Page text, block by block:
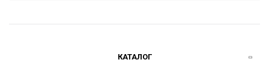
КАТАЛОГ